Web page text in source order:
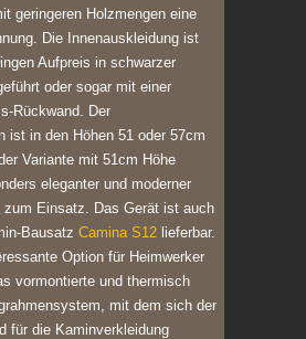
geringeren Holzmengen eine
Die Innenauskleidung ist
Aufpreis in schwarzer
oder sogar mit einer
Rückwand. Der
ist in den Höhen 51 oder 57cm
Variante mit 51cm Höhe
eleganter und moderner
zum Einsatz. Das Gerät ist auch
Bausatz Camina S12 lieferbar.
Option für Heimwerker
vormontierte und thermisch
mit dem sich der
für die Kaminverkleidung